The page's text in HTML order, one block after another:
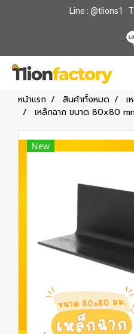
Line : @tlions1
หน้าแรก สินค้าทั้งหมด เ
เหล็กฉาก ขนาด 80x80
New